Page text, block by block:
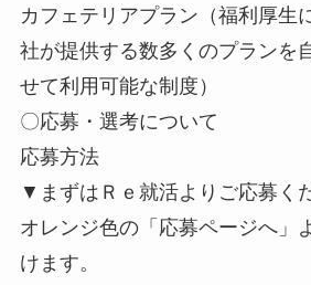
カフェテリアプラン（福利厚生
社が提供する数多くのプランを
せて利用可能な制度）
〇応募・選考について
応募方法
▼まずはＲｅ就活よりご応募く
オレンジ色の「応募ページへ」
けます。